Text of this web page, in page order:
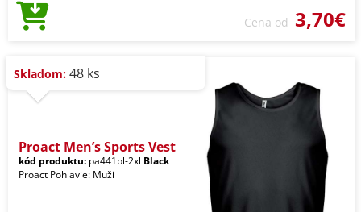
Cena od 3,70€
Skladom: 48 ks
Proact Men’s Sports Vest
kód produktu: pa441bl-2xl Black
Proact Pohlavie: Muži